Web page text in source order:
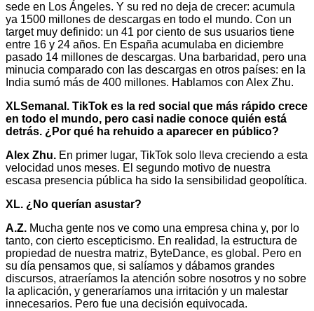
sede en Los Ángeles. Y su red no deja de crecer: acumula
ya 1500 millones de descargas en todo el mundo. Con un
target muy definido: un 41 por ciento de sus usuarios tiene
entre 16 y 24 años. En España acumulaba en diciembre
pasado 14 millones de descargas. Una barbaridad, pero una
minucia comparado con las descargas en otros países: en la
India sumó más de 400 millones. Hablamos con Alex Zhu.
XLSemanal. TikTok es la red social que más rápido crece
en todo el mundo, pero casi nadie conoce quién está
detrás. ¿Por qué ha rehuido a aparecer en público?
Alex Zhu. En primer lugar, TikTok solo lleva creciendo a esta
velocidad unos meses. El segundo motivo de nuestra
escasa presencia pública ha sido la sensibilidad geopolítica.
XL. ¿No querían asustar?
A.Z. Mucha gente nos ve como una empresa china y, por lo
tanto, con cierto escepticismo. En realidad, la estructura de
propiedad de nuestra matriz, ByteDance, es global. Pero en
su día pensamos que, si salíamos y dábamos grandes
discursos, atraeríamos la atención sobre nosotros y no sobre
la aplicación, y generaríamos una irritación y un malestar
innecesarios. Pero fue una decisión equivocada.